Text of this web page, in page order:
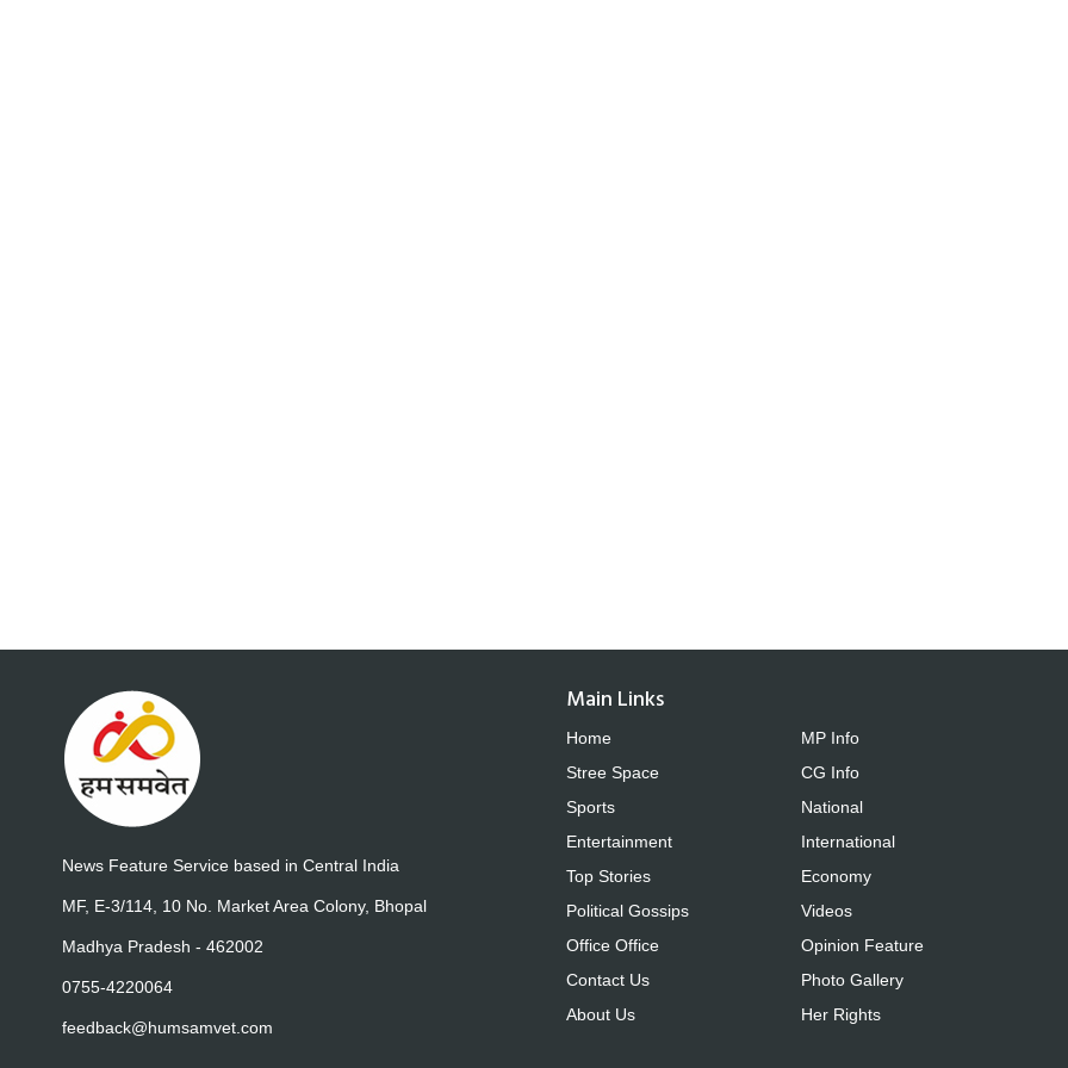
News Feature Service based in Central India
MF, E-3/114, 10 No. Market Area Colony, Bhopal
Madhya Pradesh - 462002
0755-4220064
feedback@humsamvet.com
Main Links
Home
Stree Space
Sports
Entertainment
Top Stories
Political Gossips
Office Office
Contact Us
About Us
MP Info
CG Info
National
International
Economy
Videos
Opinion Feature
Photo Gallery
Her Rights